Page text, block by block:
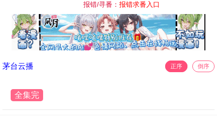
报错/寻番：报错求番入口
茅台云播 正序 倒序
全集完
结